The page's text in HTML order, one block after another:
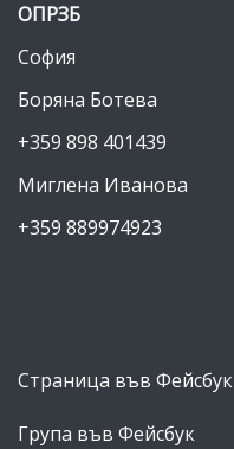
ОПРЗБ
София
Боряна Ботева
+359 898 401439
Миглена Иванова
+359 889974923
Страница във Фейсбук
Група във Фейсбук